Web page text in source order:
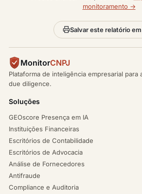
monitoramento →
Salvar este relatório em
MonitorCNPJ
Plataforma de inteligência empresarial para
due diligence.
Soluções
GEOscore Presença em IA
Instituições Financeiras
Escritórios de Contabilidade
Escritórios de Advocacia
Análise de Fornecedores
Antifraude
Compliance e Auditoria